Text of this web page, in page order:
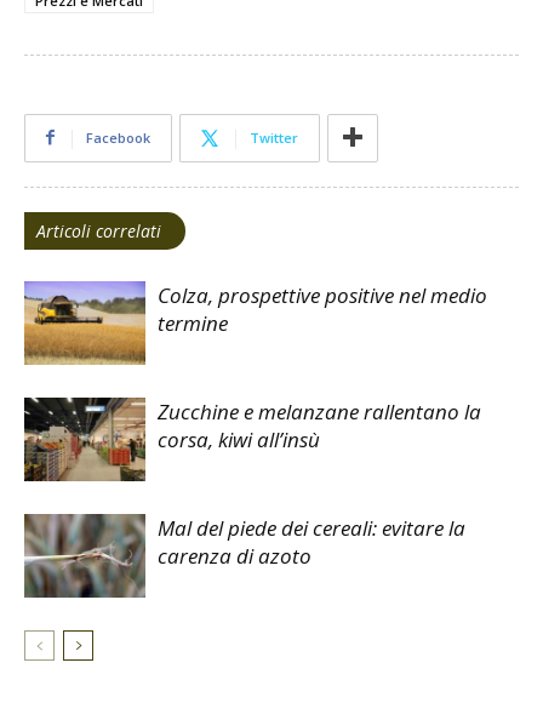
Facebook Twitter
Articoli correlati
Colza, prospettive positive nel medio
termine
Zucchine e melanzane rallentano la
corsa, kiwi all’insù
Mal del piede dei cereali: evitare la
carenza di azoto